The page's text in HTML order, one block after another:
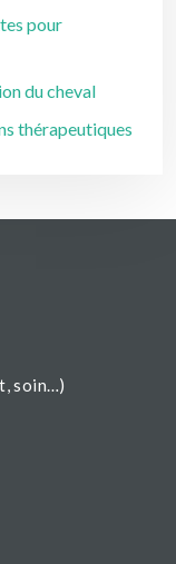
pour
du cheval
thérapeutiques
soin…)